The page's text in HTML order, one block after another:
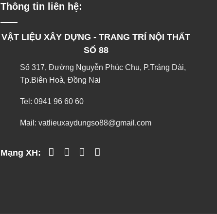
Thông tin liên hệ:
VẬT LIỆU XÂY DỰNG - TRANG TRÍ NỘI THẤT
SỐ 88
Số 317, Đường Nguyễn Phúc Chu, P.Trảng Dài,
Tp.Biên Hoà, Đồng Nai
Tel: 0941 96 60 60
Mail: vatlieuxaydungso88@gmail.com
Mạng XH: